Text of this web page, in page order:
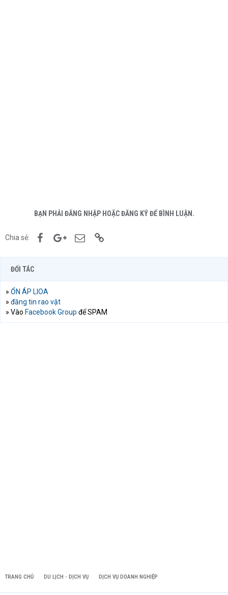
BẠN PHẢI ĐĂNG NHẬP HOẶC ĐĂNG KÝ ĐỂ BÌNH LUẬN.
Chia sẻ: FacebookGoogle+Email
ĐỐI TÁC
» ỔN ÁP LIOA
» đăng tin rao vặt
» Vào Facebook Group để SPAM
TRANG CHỦ DU LỊCH - DỊCH VỤ DỊCH VỤ DOANH NGHIỆP